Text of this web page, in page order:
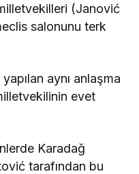
(Janović
salonunu terk
aynı anlaşma
evet
Karadağ
tarafından bu